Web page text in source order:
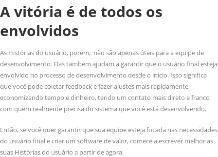
A vitória é de todos os
envolvidos
As Histórias do usuário, porém, não são apenas úteis para a equipe de
desenvolvimento. Elas também ajudam a garantir que o usuário final esteja
envolvido no processo de desenvolvimento desde o início. Isso significa
que você pode coletar feedback e fazer ajustes mais rapidamente,
economizando tempo e dinheiro, tendo um contato mais direto e franco
com quem realmente precisa do sistema que você está desenvolvendo.
Então, se você quer garantir que sua equipe esteja focada nas necessidades
do usuário final e criar um software de valor, comece a escrever melhor as
suas Histórias do usuário a partir de agora.